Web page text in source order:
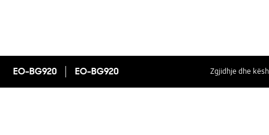
EO-BG920 EO-BG920 Zgjidhje dhe